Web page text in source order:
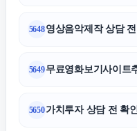
5648영상음악제작 상담
5649무료영화보기사이트
5650가치투자 상담 전 확